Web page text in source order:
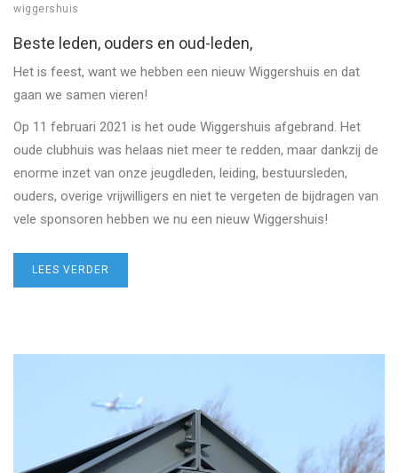
wiggershuis
Beste leden, ouders en oud-leden,
Het is feest, want we hebben een nieuw Wiggershuis en dat
gaan we samen vieren!
Op 11 februari 2021 is het oude Wiggershuis afgebrand. Het
oude clubhuis was helaas niet meer te redden, maar dankzij de
enorme inzet van onze jeugdleden, leiding, bestuursleden,
ouders, overige vrijwilligers en niet te vergeten de bijdragen van
vele sponsoren hebben we nu een nieuw Wiggershuis!
LEES VERDER